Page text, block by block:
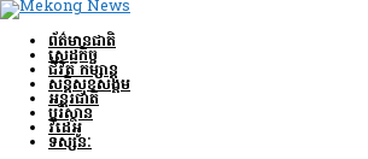
ព័ត៌មានជាតិ
សេដ្ឋកិច្ច
ជីវិត កម្សាន្ត
សន្តិសុខ​សង្គម
អន្តរជាតិ
បរិស្ថាន
វីដេអូ
ទស្សនៈ